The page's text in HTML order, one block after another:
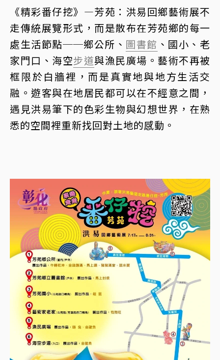
《精彩番仔挖》—芳苑：洪易回鄉藝術展不
走傳統展覽形式，而是散布在芳苑鄉的每一
處生活節點──鄉公所、 圖書館 、國小、老
家門口、海空步道與漁民廣場。藝術不再被
框限於白牆裡，而是真實地與地方生活交
融。遊客與在地居民都可以在不經意之間，
遇見洪易筆下的色彩生物與幻想世界，在熟
悉的空間裡重新找回對土地的感動。